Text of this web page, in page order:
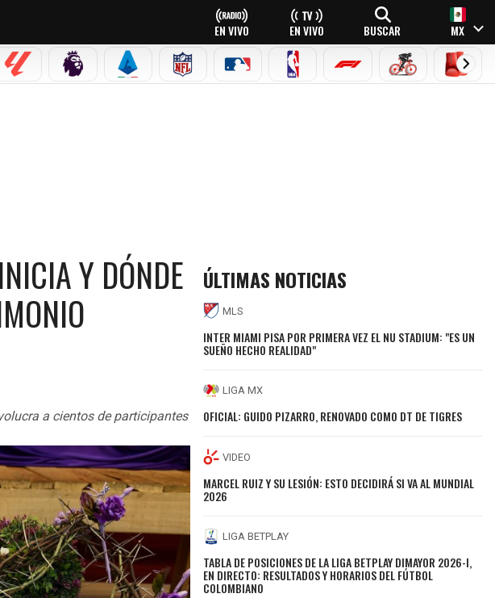
EN VIVO EN VIVO BUSCAR MX
LEAGUE
LALIGA PREMIER LEAGUE
SERIE A NFL MLB NBA FÓRMULA 1CICLISMOBOXEO
Y DÓNDE
a cientos de participantes
ÚLTIMAS NOTICIAS
MLS
INTER MIAMI PISA POR PRIMERA VEZ EL NU STADIUM: "ES UN
SUEÑO HECHO REALIDAD"
LIGA MX
OFICIAL: GUIDO PIZARRO, RENOVADO COMO DT DE TIGRES
VIDEO
MARCEL RUIZ Y SU LESIÓN: ESTO DECIDIRÁ SI VA AL MUNDIAL
2026
LIGA BETPLAY
TABLA DE POSICIONES DE LA LIGA BETPLAY DIMAYOR 2026-I,
EN DIRECTO: RESULTADOS Y HORARIOS DEL FÚTBOL
COLOMBIANO